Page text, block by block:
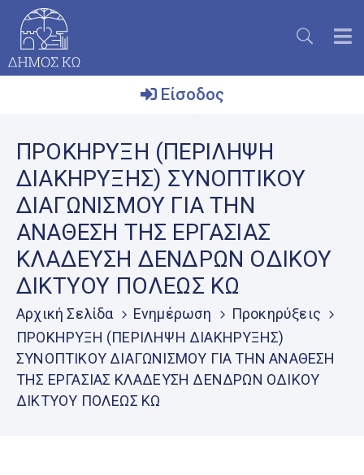
Δήμος
Το
Νησί
Ενημέρωση
Επικοινωνία
Μητρώο
Εθελοντών
Ελληνικά
| English
Είσοδος
ΠΡΟΚΗΡΥΞΗ (ΠΕΡΙΛΗΨΗ
ΔΙΑΚΗΡΥΞΗΣ) ΣΥΝΟΠΤΙΚΟΥ
ΔΙΑΓΩΝΙΣΜΟΥ ΓΙΑ ΤΗΝ
ΑΝΑΘΕΣΗ ΤΗΣ ΕΡΓΑΣΙΑΣ
ΚΛΑΔΕΥΣΗ ΔΕΝΔΡΩΝ ΟΔΙΚΟΥ
ΔΙΚΤΥΟΥ ΠΟΛΕΩΣ ΚΩ
Αρχική Σελίδα Ενημέρωση
Προκηρύξεις
ΠΡΟΚΗΡΥΞΗ (ΠΕΡΙΛΗΨΗ ΔΙΑΚΗΡΥΞΗΣ)
ΣΥΝΟΠΤΙΚΟΥ ΔΙΑΓΩΝΙΣΜΟΥ ΓΙΑ ΤΗΝ ΑΝΑΘΕΣΗ
ΤΗΣ ΕΡΓΑΣΙΑΣ ΚΛΑΔΕΥΣΗ ΔΕΝΔΡΩΝ ΟΔΙΚΟΥ
ΔΙΚΤΥΟΥ ΠΟΛΕΩΣ ΚΩ